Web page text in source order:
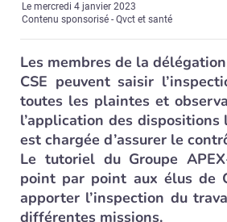
Lemercredi 4 janvier 2023
Contenu sponsorisé - Qvct et santé
Les membres de la
CSE peuvent saisir
toutes les plaintes et
l’application des
est chargée d’assurer le
Le tutoriel du Groupe
point par point aux élus de
apporter l’inspection du
différentes missions.